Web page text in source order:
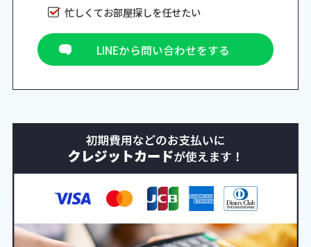
忙しくてお部屋探しを任せたい
LINEから問い合わせをする